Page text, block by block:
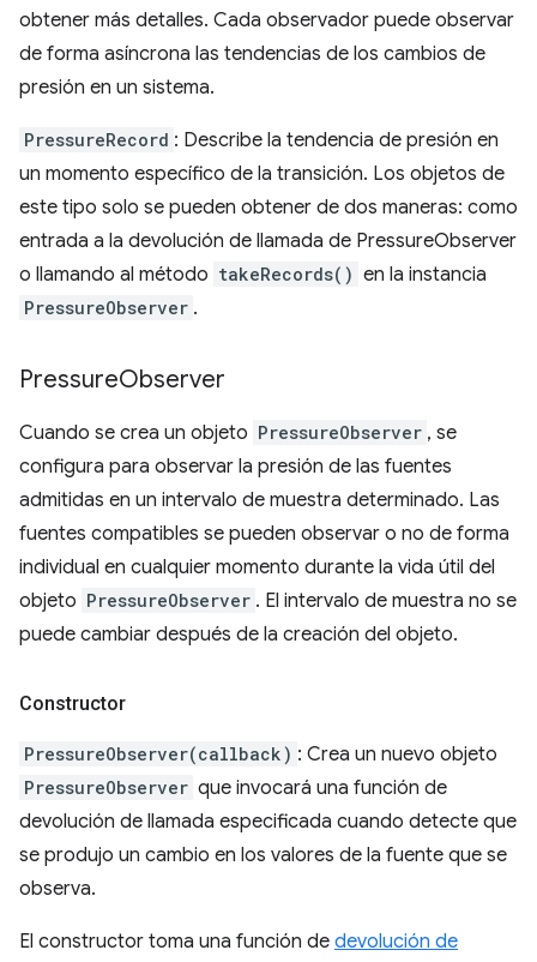
obtener más detalles. Cada observador puede observar
de forma asíncrona las tendencias de los cambios de
presión en un sistema.
PressureRecord : Describe la tendencia de presión en
un momento específico de la transición. Los objetos de
este tipo solo se pueden obtener de dos maneras: como
entrada a la devolución de llamada de PressureObserver
o llamando al método takeRecords() en la instancia
PressureObserver .
PressureObserver
Cuando se crea un objeto PressureObserver , se
configura para observar la presión de las fuentes
admitidas en un intervalo de muestra determinado. Las
fuentes compatibles se pueden observar o no de forma
individual en cualquier momento durante la vida útil del
objeto PressureObserver . El intervalo de muestra no se
puede cambiar después de la creación del objeto.
Constructor
PressureObserver(callback) : Crea un nuevo objeto
PressureObserver que invocará una función de
devolución de llamada especificada cuando detecte que
se produjo un cambio en los valores de la fuente que se
observa.
El constructor toma una función de devolución de